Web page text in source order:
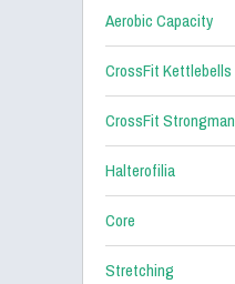
Aerobic Capacity
CrossFit Kettlebells
CrossFit Strongman
Halterofilia
Core
Stretching